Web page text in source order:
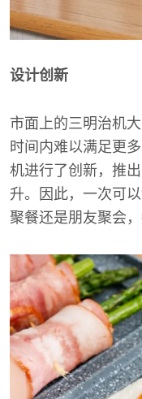
设计创新
市面上的三明治机
时间内难以满足更
机进行了创新，推
升。因此，一次可
聚餐还是朋友聚会，